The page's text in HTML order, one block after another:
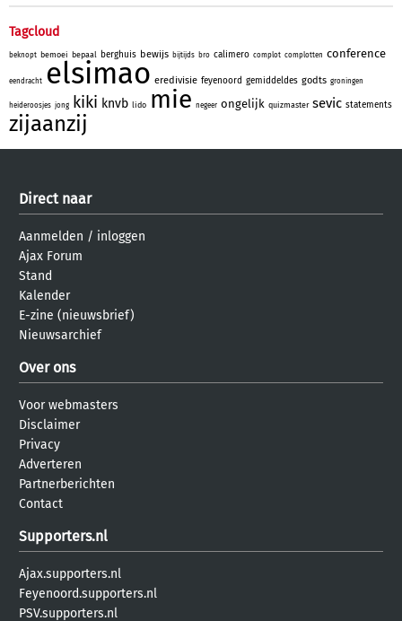
Tagcloud
beknopt bemoei bepaal berghuis bewijs bijtijds bro calimero complot complotten conference
eendracht elsimao eredivisie feyenoord gemiddeldes godts groningen
heideroosjes jong kiki knvb lido mie negeer ongelijk quizmaster sevic statements
zijaanzij
Direct naar
Aanmelden / inloggen
Ajax Forum
Stand
Kalender
E-zine (nieuwsbrief)
Nieuwsarchief
Over ons
Voor webmasters
Disclaimer
Privacy
Adverteren
Partnerberichten
Contact
Supporters.nl
Ajax.supporters.nl
Feyenoord.supporters.nl
PSV.supporters.nl